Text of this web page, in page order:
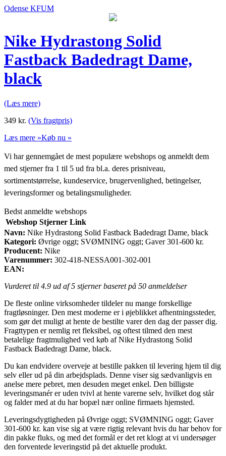
Odense KFUM
Nike Hydrastong Solid
Fastback Badedragt Dame,
black
(Læs mere)
349 kr. (Vis fragtpris)
Læs mere »Køb nu »
Vi har gennemgået de mest populære webshops og anmeldt dem
med stjerner fra 1 til 5 ud fra bl.a. deres prisniveau,
sortimentstørrelse, kundeservice, brugervenlighed, betingelser,
leveringsformer og betalingsmuligheder.
Bedst anmeldte webshops
Webshop Stjerner Link
Navn: Nike Hydrastong Solid Fastback Badedragt Dame, black
Kategori: Øvrige oggt; SVØMNING oggt; Gaver 301-600 kr.
Producent: Nike
Varenummer: 302-418-NESSA001-302-001
EAN:
Vurderet til 4.9 ud af 5 stjerner baseret på 50 anmeldelser
De fleste online virksomheder tildeler nu mange forskellige
fragtløsninger. Den mest moderne er i øjeblikket afhentningssteder,
som gør det muligt at hente de bestilte varer den dag der passer dig.
Fragttypen er nemlig ret fleksibel, og oftest tilmed den mest
betalelige fragtmulighed ved køb af Nike Hydrastong Solid
Fastback Badedragt Dame, black.
Du kan endvidere overveje at bestille pakken til levering hjem til dig
selv eller ud på din arbejdsplads. Denne viser sig sædvanligvis en
anelse mere pebret, men desuden meget enkel. Den billigste
leveringsmanér er uden tvivl at hente varerne selv, hvilket dog står
og falder med at du har bopæl nær online firmaets hjemsted.
Leveringsdygtigheden på Øvrige oggt; SVØMNING oggt; Gaver
301-600 kr. kan vise sig at være rigtig relevant hvis du har behov for
din pakke fluks, og med det formål er det ret klogt at vi undersøger
den forventede leveringstid på det aktuelle produkt.